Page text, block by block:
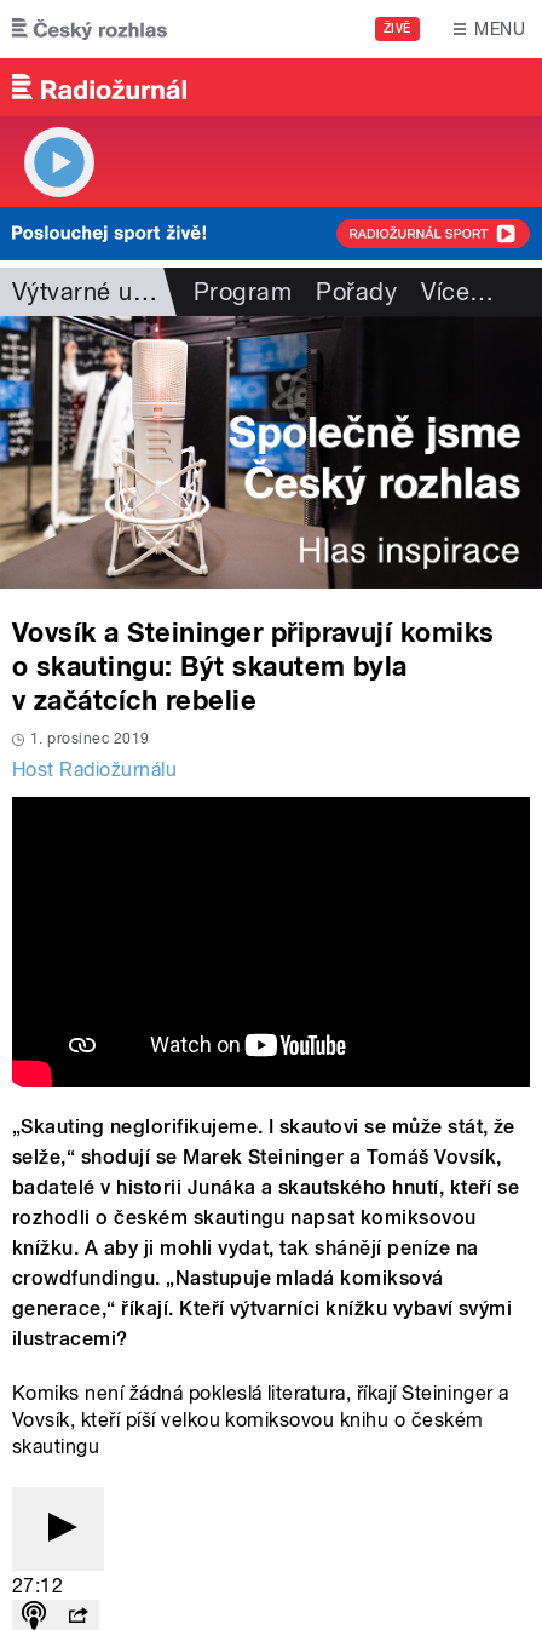
Přejít k hlavnímu obsahu
ŽIVĚ MENU
Výtvarné umění Program Pořady Více…
Vovsík a Steininger připravují komiks
o skautingu: Být skautem byla
v začátcích rebelie
1. prosinec 2019
Host Radiožurnálu
„Skauting neglorifikujeme. I skautovi se může stát, že
selže,“ shodují se Marek Steininger a Tomáš Vovsík,
badatelé v historii Junáka a skautského hnutí, kteří se
rozhodli o českém skautingu napsat komiksovou
knížku. A aby ji mohli vydat, tak shánějí peníze na
crowdfundingu. „Nastupuje mladá komiksová
generace,“ říkají. Kteří výtvarníci knížku vybaví svými
ilustracemi?
Komiks není žádná pokleslá literatura, říkají Steininger a
Vovsík, kteří píší velkou komiksovou knihu o českém
skautingu
27:12